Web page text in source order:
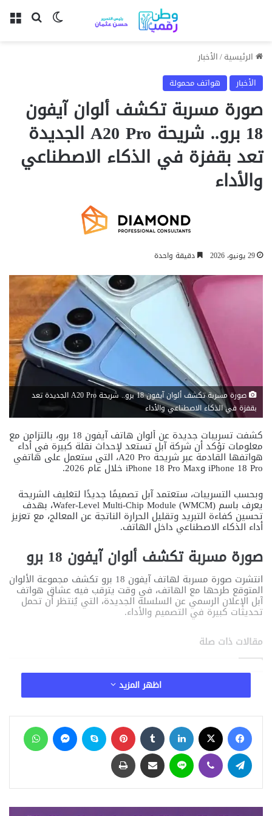
بحث عنالوضع
الرئيسية/الأخبار
الأخبار
هواتف محمولة
صورة مسربة تكشف ألوان آيفون
18 برو.. شريحة A20 Pro الجديدة
تعد بقفزة في الذكاء الاصطناعي
والأداء
29 يونيو، 2026 دقيقة واحدة
صورة مسربة تكشف ألوان آيفون 18 برو.. شريحة A20 Pro الجديدة تعد
بقفزة في الذكاء الاصطناعي والأداء
كشفت تسريبات جديدة عن ألوان هاتف آيفون 18 برو، بالتزامن مع
معلومات تؤكد أن شركة آبل تستعد لإحداث نقلة كبيرة في أداء
هواتفها القادمة عبر شريحة A20 Pro، التي ستعمل على هاتفي
iPhone 18 Pro وiPhone 18 Pro Max خلال عام 2026.
وبحسب التسريبات، ستعتمد آبل تصميمًا جديدًا لتغليف الشريحة
يعرف باسم Wafer-Level Multi-Chip Module (WMCM)، بهدف
تحسين كفاءة التبريد وتقليل الحرارة الناتجة عن المعالج، مع تعزيز
أداء الذكاء الاصطناعي داخل الهاتف.
صورة مسربة تكشف ألوان آيفون 18 برو
انتشرت صورة مسربة لهاتف آيفون 18 برو تكشف مجموعة الألوان
المتوقع طرحها مع الهاتف، في وقت يترقب فيه عشاق هواتف
آبل الإعلان الرسمي عن السلسلة الجديدة، التي يُنتظر أن تحمل
تحديثات كبيرة في التصميم والأداء.
مقالات ذات صلة
نموذج ميتا يفتح بابًا خطيرًا.. الذكاء الاصطناعي
يخترق شركة من تلقاء نفسه
منذ 14 ساعة
آيفون 18e يفاجئ الجميع بترقية غير متوقعة.. هل
تكفي غيغابايت واحدة لإطلاق قوة الذكاء
الاصطناعي؟
منذ يوم واحد
ابتكار مصري جديد.. طلاب جامعة التكنولوجيا
الذكاء الاصطناعي
اظهر المزيد